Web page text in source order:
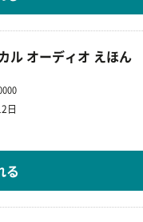
ル オーディオ えほん
日
る